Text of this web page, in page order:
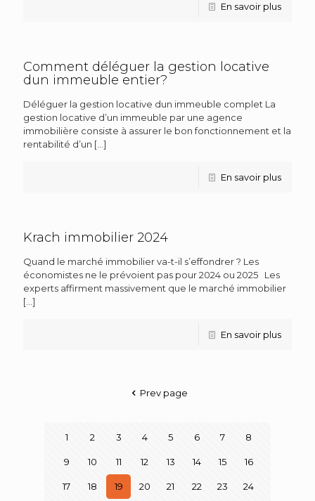
En savoir plus
Comment déléguer la gestion locative
dun immeuble entier?
Déléguer la gestion locative dun immeuble complet La
gestion locative d’un immeuble par une agence
immobilière consiste à assurer le bon fonctionnement et la
rentabilité d’un […]
En savoir plus
Krach immobilier 2024
Quand le marché immobilier va-t-il s’effondrer ? Les
économistes ne le prévoient pas pour 2024 ou 2025 Les
experts affirment massivement que le marché immobilier
[…]
En savoir plus
Prev page
1 2 3 4 5 6 7 8
9 10 11 12 13 14 15 16
17 18 19 20 21 22 23 24